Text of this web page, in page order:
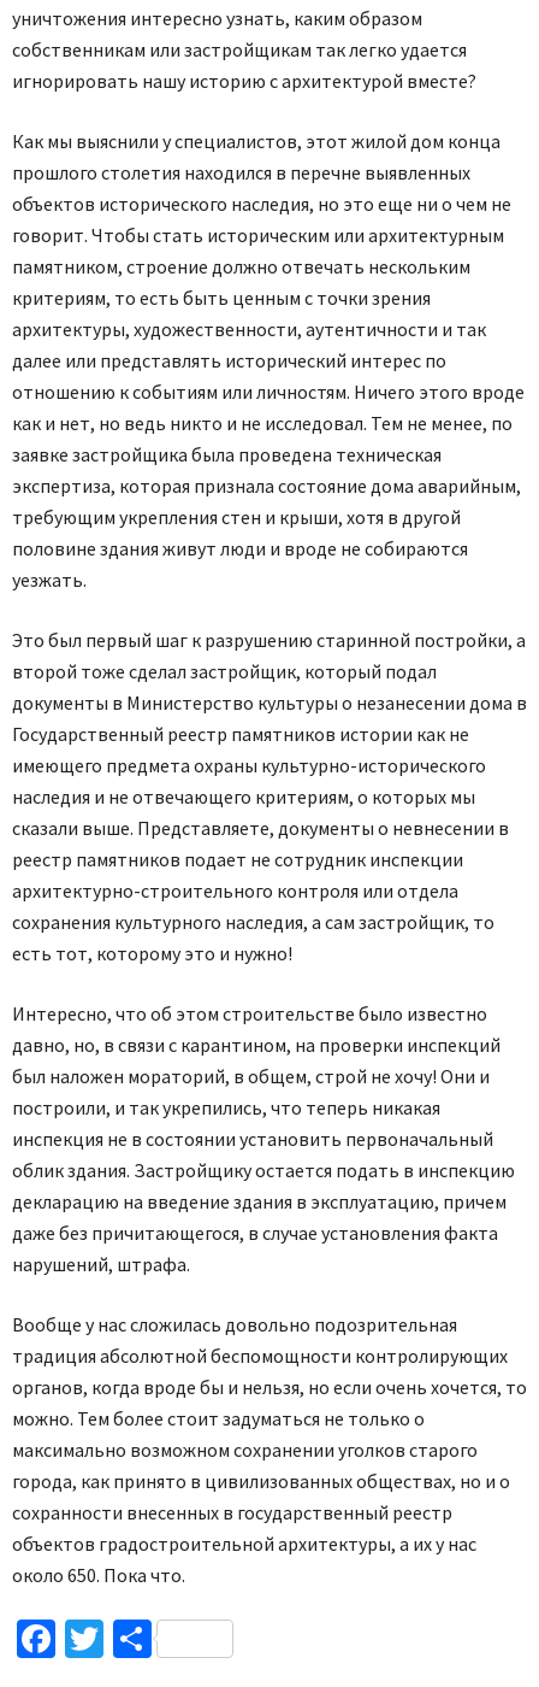
уничтожения интересно узнать, каким образом
собственникам или застройщикам так легко удается
игнорировать нашу историю с архитектурой вместе?
Как мы выяснили у специалистов, этот жилой дом конца
прошлого столетия находился в перечне выявленных
объектов исторического наследия, но это еще ни о чем не
говорит. Чтобы стать историческим или архитектурным
памятником, строение должно отвечать нескольким
критериям, то есть быть ценным с точки зрения
архитектуры, художественности, аутентичности и так
далее или представлять исторический интерес по
отношению к событиям или личностям. Ничего этого вроде
как и нет, но ведь никто и не исследовал. Тем не менее, по
заявке застройщика была проведена техническая
экспертиза, которая признала состояние дома аварийным,
требующим укрепления стен и крыши, хотя в другой
половине здания живут люди и вроде не собираются
уезжать.
Это был первый шаг к разрушению старинной постройки, а
второй тоже сделал застройщик, который подал
документы в Министерство культуры о незанесении дома в
Государственный реестр памятников истории как не
имеющего предмета охраны культурно-исторического
наследия и не отвечающего критериям, о которых мы
сказали выше. Представляете, документы о невнесении в
реестр памятников подает не сотрудник инспекции
архитектурно-строительного контроля или отдела
сохранения культурного наследия, а сам застройщик, то
есть тот, которому это и нужно!
Интересно, что об этом строительстве было известно
давно, но, в связи с карантином, на проверки инспекций
был наложен мораторий, в общем, строй не хочу! Они и
построили, и так укрепились, что теперь никакая
инспекция не в состоянии установить первоначальный
облик здания. Застройщику остается подать в инспекцию
декларацию на введение здания в эксплуатацию, причем
даже без причитающегося, в случае установления факта
нарушений, штрафа.
Вообще у нас сложилась довольно подозрительная
традиция абсолютной беспомощности контролирующих
органов, когда вроде бы и нельзя, но если очень хочется, то
можно. Тем более стоит задуматься не только о
максимально возможном сохранении уголков старого
города, как принято в цивилизованных обществах, но и о
сохранности внесенных в государственный реестр
объектов градостроительной архитектуры, а их у нас
около 650. Пока что.
Facebook
TwitterПоділитися